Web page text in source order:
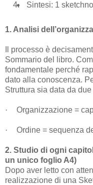
4.
Sintesi: 1
1. Analisi
Il processo è
Sommario del libro.
fondamentale perché
dato alla conoscenza.
Struttura sia data da
· Organizzazione =
· Ordine = sequenza
2. Studio di ogni
un unico foglio A4)
Dopo aver letto con
realizzazione di una